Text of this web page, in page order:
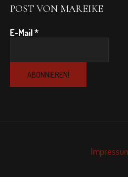
POST VON MAREIKE
E-Mail*